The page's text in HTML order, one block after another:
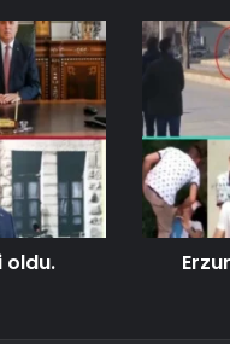
oldu.